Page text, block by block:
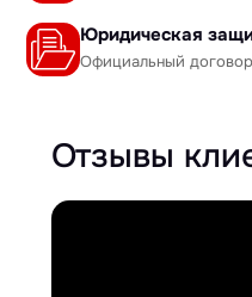
Юридическая
Официальный
Отзывы